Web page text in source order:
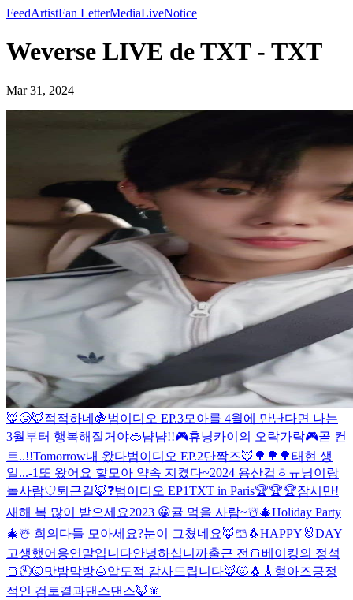
FeedArtistFan LetterMediaLiveNotice
Weverse LIVE de TXT - TXT
Mar 31, 2024
🦊🥲🦊적적하네 🍇범이디오 EP.3모아를 4월에 만난다면 나는
3월부터 행복해질거야🥽냠냠!!🎮휴닝카이의 오락가락🎮곧 컨
트..!!Tomorrow내 왔다범이디오 EP.2단짝즈🦊 🌳🌳🌳태현 생
일...-1 또 왔어요 핳모아 약속 지켰다~2024 용산컵 ㅎㅠ닝이랑
놀사람♡퇴근길🦊❓️범이디오 EP1TXT in Paris🏆🏆🏆잠시만!
새해 복 많이 받으세요2023 😀귤 먹을 사람~☃️🎄Holiday Party
🎄☃️ 회의 다들 모아세요?눈이 그쳤네요🦊🩳🐧HAPPY🐰DAY
고생했어용연말입니다안녕하십니까출근 전 🍞베이킹의 정석
🍞 🕙🐱맛밤막방🌰압도적 감사드립니다🦊🐱 🐧🎸 형아즈긍정
적인 검토결과댄스댄스🦊 🎇